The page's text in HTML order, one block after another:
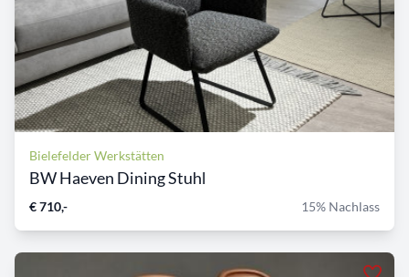
Bielefelder Werkstätten
BW Haeven Dining Stuhl
€ 710,- 15% Nachlass